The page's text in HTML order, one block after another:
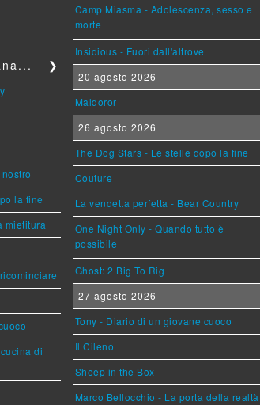
❯
la fine
mietitura
di
Camp Miasma - Adolescenza, sesso e
morte
Insidious - Fuori dall'altrove
20 agosto 2026
Maldoror
26 agosto 2026
The Dog Stars - Le stelle dopo la fine
Couture
La vendetta perfetta - Bear Country
One Night Only - Quando tutto è
possibile
Ghost: 2 Big To Rig
27 agosto 2026
Tony - Diario di un giovane cuoco
Il Cileno
Sheep in the Box
Marco Bellocchio - La porta della realtà